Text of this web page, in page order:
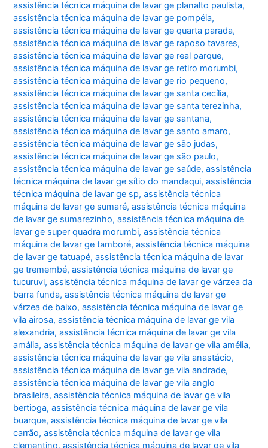
assistência técnica máquina de lavar ge planalto paulista,
assistência técnica máquina de lavar ge pompéia,
assistência técnica máquina de lavar ge quarta parada,
assistência técnica máquina de lavar ge raposo tavares,
assistência técnica máquina de lavar ge real parque,
assistência técnica máquina de lavar ge retiro morumbi,
assistência técnica máquina de lavar ge rio pequeno,
assistência técnica máquina de lavar ge santa cecília,
assistência técnica máquina de lavar ge santa terezinha,
assistência técnica máquina de lavar ge santana,
assistência técnica máquina de lavar ge santo amaro,
assistência técnica máquina de lavar ge são judas,
assistência técnica máquina de lavar ge são paulo,
assistência técnica máquina de lavar ge saúde,assistência
técnica máquina de lavar ge sítio do mandaqui,assistência
técnica máquina de lavar ge sp,assistência técnica
máquina de lavar ge sumaré,assistência técnica máquina
de lavar ge sumarezinho,assistência técnica máquina de
lavar ge super quadra morumbi,assistência técnica
máquina de lavar ge tamboré,assistência técnica máquina
de lavar ge tatuapé,assistência técnica máquina de lavar
ge tremembé,assistência técnica máquina de lavar ge
tucuruvi,assistência técnica máquina de lavar ge várzea da
barra funda,assistência técnica máquina de lavar ge
várzea de baixo,assistência técnica máquina de lavar ge
vila airosa,assistência técnica máquina de lavar ge vila
alexandria,assistência técnica máquina de lavar ge vila
amália,assistência técnica máquina de lavar ge vila amélia,
assistência técnica máquina de lavar ge vila anastácio,
assistência técnica máquina de lavar ge vila andrade,
assistência técnica máquina de lavar ge vila anglo
brasileira,assistência técnica máquina de lavar ge vila
bertioga,assistência técnica máquina de lavar ge vila
buarque,assistência técnica máquina de lavar ge vila
carrão,assistência técnica máquina de lavar ge vila
clementino,assistência técnica máquina de lavar ge vila